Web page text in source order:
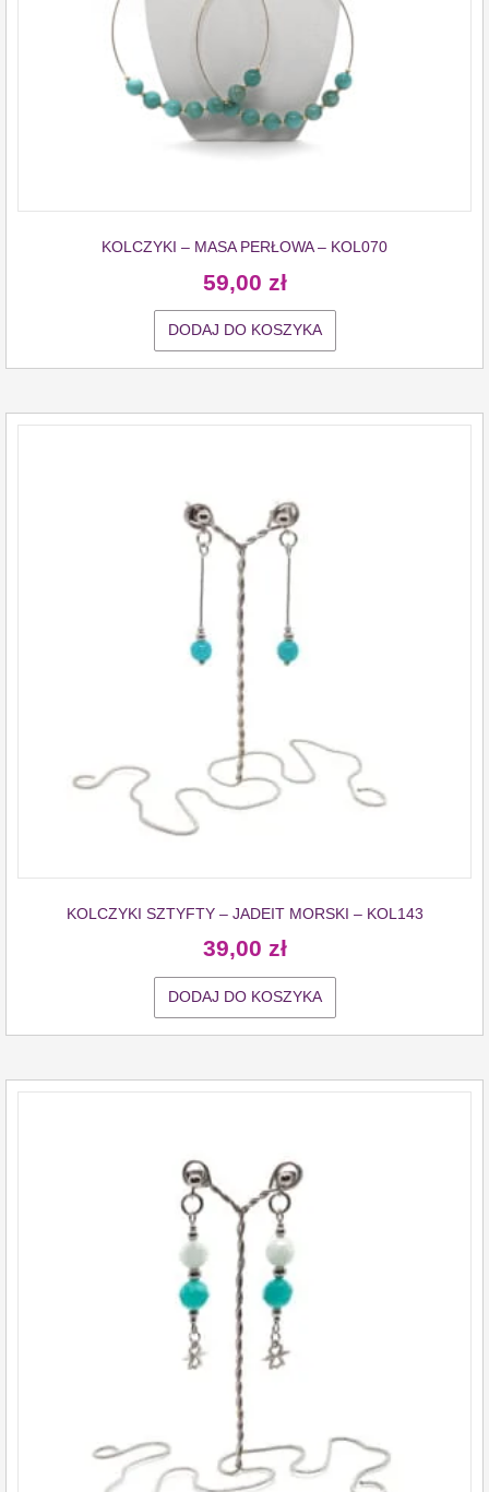
KOLCZYKI – MASA PERŁOWA – KOL070
59,00 zł
DODAJ DO KOSZYKA
KOLCZYKI SZTYFTY – JADEIT MORSKI – KOL143
39,00 zł
DODAJ DO KOSZYKA